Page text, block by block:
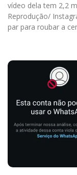
vídeo dela tem 2,2
Reprodução/
par para roubar a